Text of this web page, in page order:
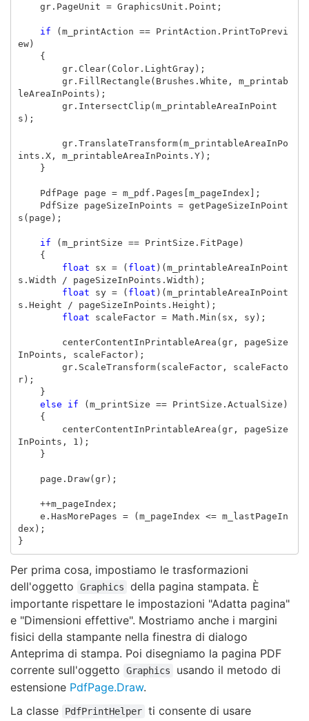
gr. PageUnit = GraphicsUnit . Point ;
if ( m_printAction == PrintAction . PrintToPrevi
ew)
{
gr. Clear( Color. LightGray);
gr. FillRectangle ( Brushes . White ,
m_printab
leAreaInPoints );
gr. IntersectClip ( m_printableAreaInPoint
s );
gr. TranslateTransform( m_printableAreaInPo
ints . X, m_printableAreaInPoints . Y);
}
PdfPage page = m_pdf . Pages m_pageIndex ];
PdfSize
pageSizeInPoints = getPageSizeInPoint
s ( page );
if ( m_printSize == PrintSize . FitPage )
{
float
sx = ( float )( m_printableAreaInPoint
s . Width / pageSizeInPoints . Width );
float
sy = ( float )( m_printableAreaInPoint
s . Height / pageSizeInPoints . Height );
float
scaleFactor = Math . Min ( sx , sy);
centerContentInPrintableArea ( gr,
pageSize
InPoints , scaleFactor);
gr. ScaleTransform( scaleFactor,
scaleFacto
r);
}
else
if ( m_printSize == PrintSize . ActualSize )
{
centerContentInPrintableArea ( gr,
pageSize
InPoints , 1 );
}
page . Draw( gr);
++m_pageIndex ;
e . HasMorePages = ( m_pageIndex <= m_lastPageIn
dex );
}
Per prima cosa, impostiamo le trasformazioni
dell'oggetto
Graphics
della pagina stampata. È
importante rispettare le impostazioni "Adatta pagina"
e "Dimensioni effettive". Mostriamo anche i margini
fisici della stampante nella finestra di dialogo
Anteprima di stampa. Poi disegniamo la pagina PDF
corrente sull'oggetto
Graphics
usando il metodo di
estensione PdfPage.Draw.
La classe
PdfPrintHelper ti consente di usare